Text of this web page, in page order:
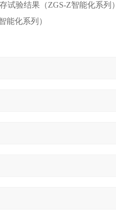
试验结果（ZGS-Z智能化系列）
能化系列）